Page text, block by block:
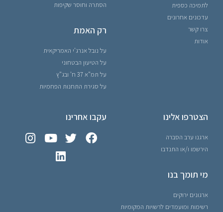
לתמיכה כספית
עדכונים אחרונים
צרו קשר
אודות
הסתרה וחוסר שקיפות
רק האמת
על נובל אנרג'י האמריקאית
על הטיעון הבטחוני
על תמ"א 37 ח' ובג"ץ
על סגירת התחנות הפחמיות
הצטרפו אלינו
ארגנו ערב הסברה
הירשמו ו/או התנדבו
מי תומך בנו
ארגונים ירוקים
רשימות ומועמדים לרשויות המקומיות
עקבו אחרינו